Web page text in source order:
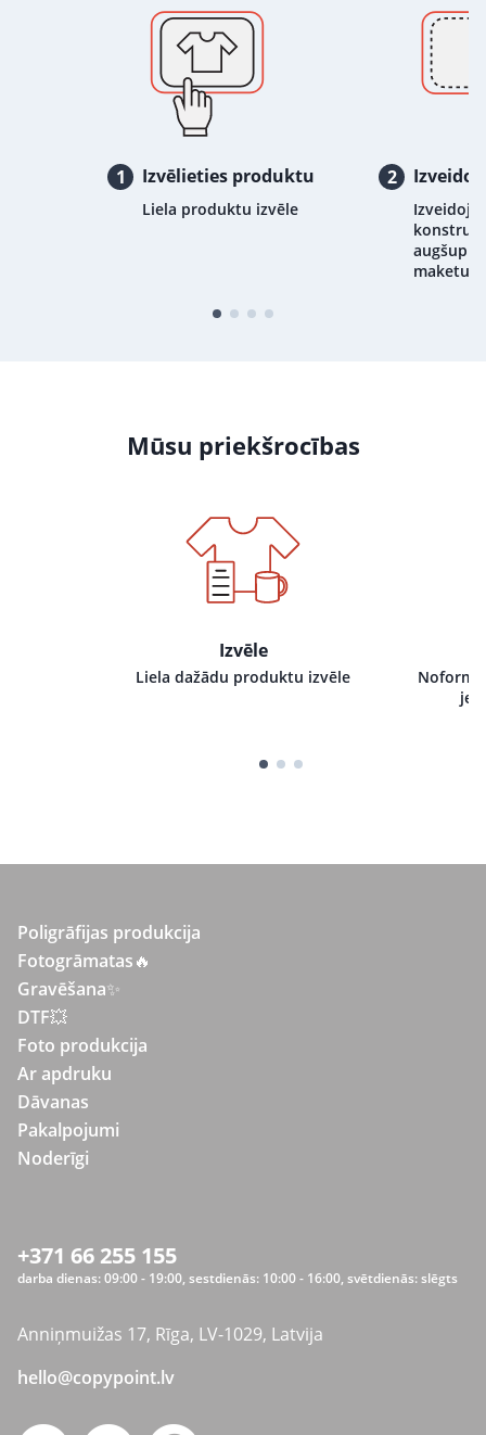
1 Izvēlieties produktu
Liela produktu izvēle
2
maketu
Mūsu priekšrocības
Izvēle
Liela dažādu produktu izvēle
Poligrāfijas produkcija
Fotogrāmatas🔥
Gravēšana✨
DTF💥
Foto produkcija
Ar apdruku
Dāvanas
Pakalpojumi
Noderīgi
+371 66 255 155
darba dienas: 09:00 - 19:00, sestdienās: 10:00 - 16:00, svētdienās: slēgts
Anniņmuižas 17, Rīga, LV-1029, Latvija
hello@copypoint.lv